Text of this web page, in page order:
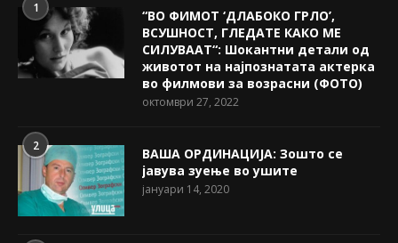
1
“ВО ФИМОТ ‘ДЛАБОКО ГРЛО’,
ВСУШНОСТ, ГЛЕДАТЕ КАКО МЕ
СИЛУВААТ“: Шокантни детали од
животот на најпознатата актерка
во филмови за возрасни (ФОТО)
октомври 27, 2022
2
ВАША ОРДИНАЦИЈА: Зошто се
јавува зуење во ушите
јануари 14, 2020